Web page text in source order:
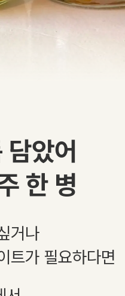
담았어
한 병
거나
트가 필요하다면